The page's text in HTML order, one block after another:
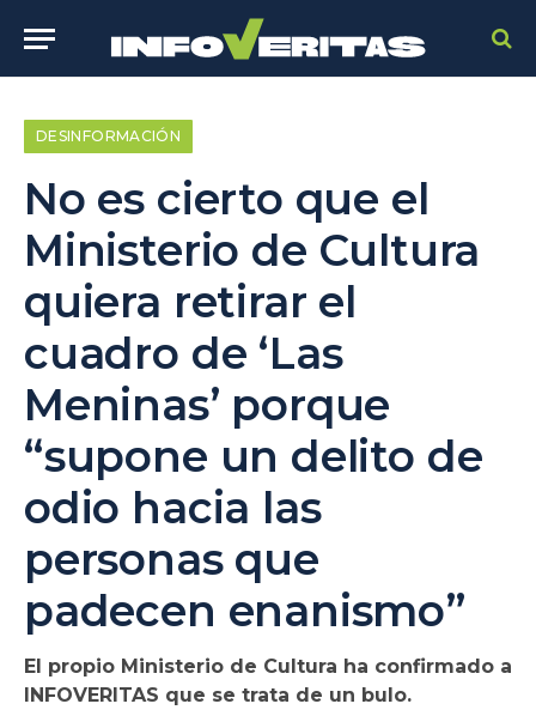
DESINFORMACIÓN
No es cierto que el
Ministerio de Cultura
quiera retirar el
cuadro de ‘Las
Meninas’ porque
“supone un delito de
odio hacia las
personas que
padecen enanismo”
El propio Ministerio de Cultura ha confirmado a
INFOVERITAS que se trata de un bulo.